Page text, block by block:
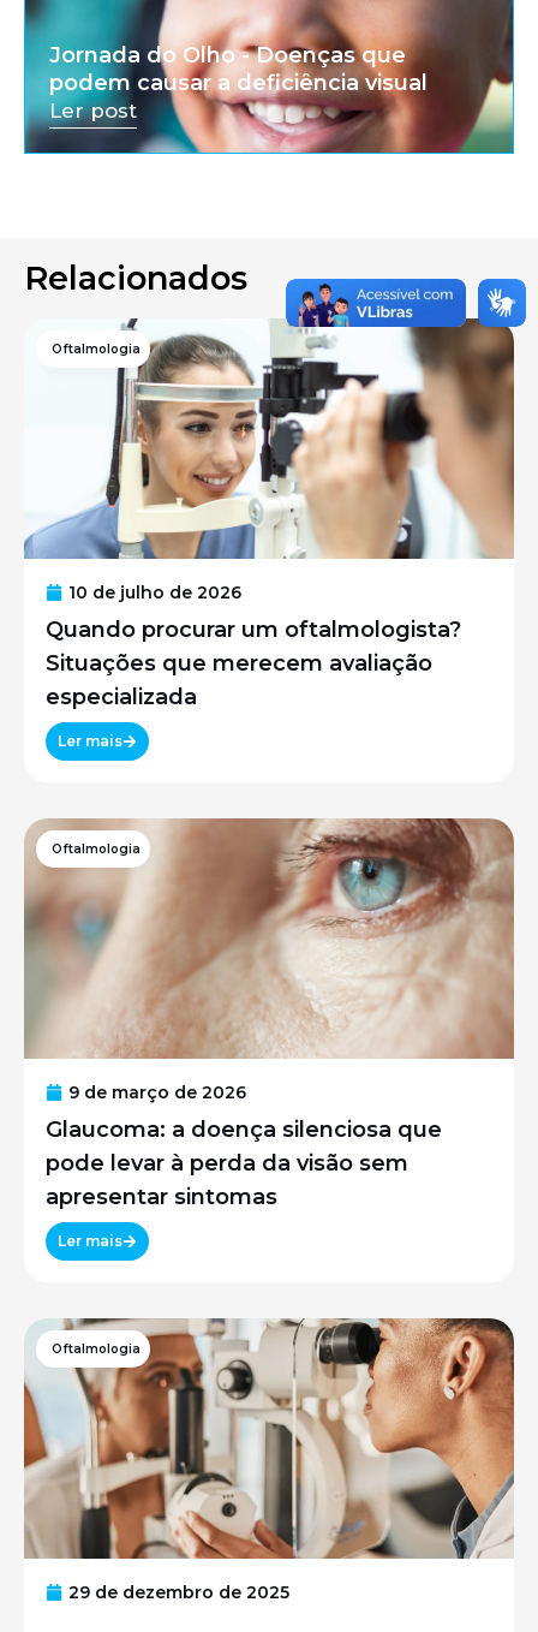
Jornada do Olho - Doenças que
podem causar a deficiência visual
Ler post
Relacionados
Oftalmologia
10 de julho de 2026
Quando procurar um oftalmologista?
Situações que merecem avaliação
especializada
Ler mais
Oftalmologia
9 de março de 2026
Glaucoma: a doença silenciosa que
pode levar à perda da visão sem
apresentar sintomas
Ler mais
Oftalmologia
29 de dezembro de 2025